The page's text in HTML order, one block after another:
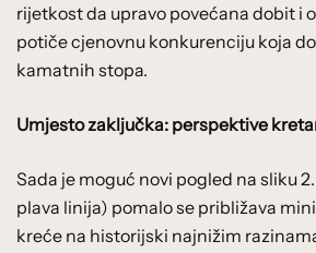
rijetkost da upravo povećana dobit i
potiče cjenovnu konkurenciju koja
kamatnih stopa.
Umjesto zaključka: perspektive
Sada je moguć novi pogled na sliku
plava linija) pomalo se približava
kreće na historijski najnižim